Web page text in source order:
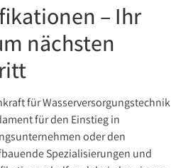
– Ihr
nächsten
für Wasserversorgungstechnik
für den Einstieg in
oder den
Spezialisierungen und